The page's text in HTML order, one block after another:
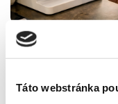
Táto webstránka
tech
QR platba: